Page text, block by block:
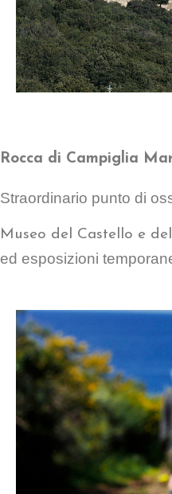
Rocca di Campiglia
Straordinario punto di
Museo del Castello e
ed esposizioni